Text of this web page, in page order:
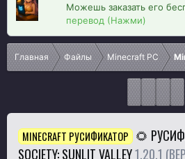
Можешь заказать его
перевод (Нажми)
Главная Файлы Minecraft PC
MINECRAFT РУСИФИКАТОР 🌻
SOCIETY: SUNLIT VALLEY1.20.1